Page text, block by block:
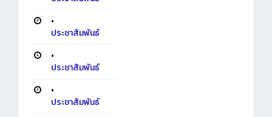
•
ประชาสัมพันธ์
•
ประชาสัมพันธ์
•
ประชาสัมพันธ์